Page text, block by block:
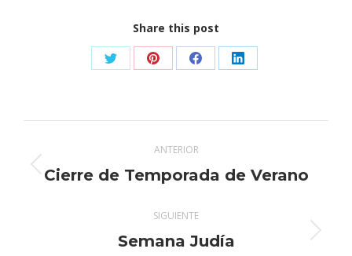
Share this post
Share
X
Share
Pinterest
Share
Facebook
Share
LinkedIn
entre
ANTERIOR
Publicación
Cierre de Temporada de Verano
SIGUIENTE
Publicación
Semana Judía